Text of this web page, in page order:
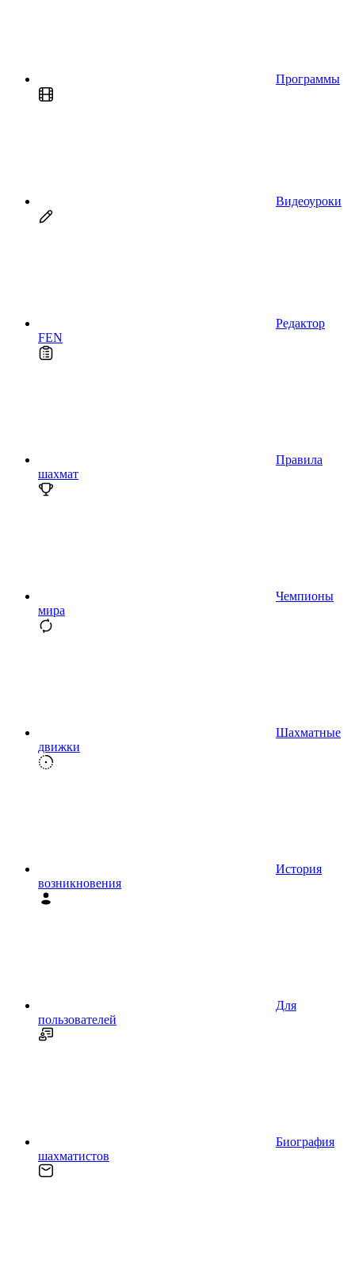
Программы
Видеоуроки
Редактор
FEN
Правила
шахмат
Чемпионы
мира
Шахматные
движки
История
возникновения
Для
пользователей
Биография
шахматистов